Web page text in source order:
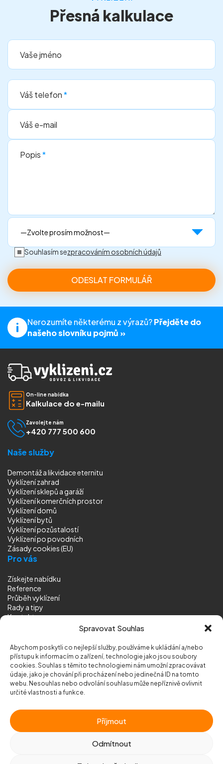
Spravovat Souhlas
Abychom poskytli co nejlepší služby, používáme k ukládání a/nebo
přístupu k informacím o zařízení, technologie jako jsou soubory
cookies. Souhlas s těmito technologiemi nám umožní zpracovávat
údaje, jako je chování při procházení nebo jedinečná ID na tomto
webu. Nesouhlas nebo odvolání souhlasu může nepříznivě ovlivnit
určité vlastnosti a funkce.
Příjmout
Odmítnout
Přesná kalkulace
Vaše jméno
Váš telefon*
Váš e-mail
Popis*
Souhlasím sezpracováním osobních údajů
Nerozumíte některému z výrazů?Přejděte do
našeho slovníku pojmů »
On-line nabídka
Kalkulace do e-mailu
Zavolejte nám
+420 777 500 600
Naše služby
Demontáž a likvidace eternitu
Vyklízení zahrad
Vyklízení sklepů a garáží
Vyklízení komerčních prostor
Vyklízení domů
Vyklízení bytů
Vyklízení pozůstalostí
Vyklízenípo povodních
Zásady cookies (EU)
Pro vás
Získejte nabídku
Reference
Průběh vyklízení
Rady a tipy
Kontakt
© 2026 Vyklizeni.cz (mapa stránek)
Chráněno služboureCAPTCHA